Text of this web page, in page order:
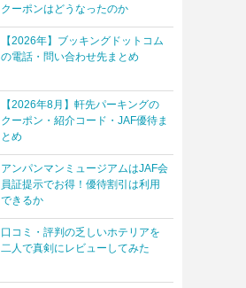
クーポンはどうなったのか
【2026年】ブッキングドットコム
の電話・問い合わせ先まとめ
【2026年8月】軒先パーキングの
クーポン・紹介コード・JAF優待ま
とめ
アンパンマンミュージアムはJAF会
員証提示でお得！優待割引は利用
できるか
口コミ・評判の乏しいホテリアを
二人で真剣にレビューしてみた